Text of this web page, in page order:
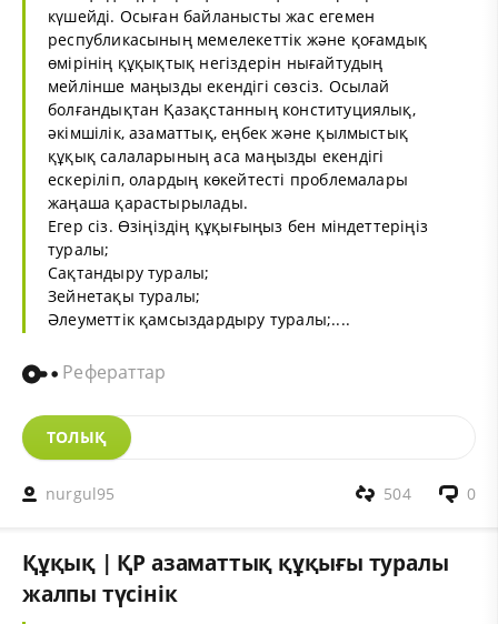
күшейді. Осыған байланысты жас егемен
республикасының мемелекеттік және қоғамдық
өмірінің құқықтық негіздерін нығайтудың
мейлінше маңызды екендігі сөзсіз. Осылай
болғандықтан Қазақстанның конституциялық,
әкімшілік, азаматтық, еңбек және қылмыстық
құқық салаларының аса маңызды екендігі
ескеріліп, олардың көкейтесті проблемалары
жаңаша қарастырылады.
Егер сіз. Өзіңіздің құқығыңыз бен міндеттеріңіз
туралы;
Сақтандыру туралы;
Зейнетақы туралы;
Әлеуметтік қамсыздардыру туралы;....
Рефераттар
ТОЛЫҚ
nurgul95 0
504
Құқық | ҚР азаматтық құқығы туралы
жалпы түсінік